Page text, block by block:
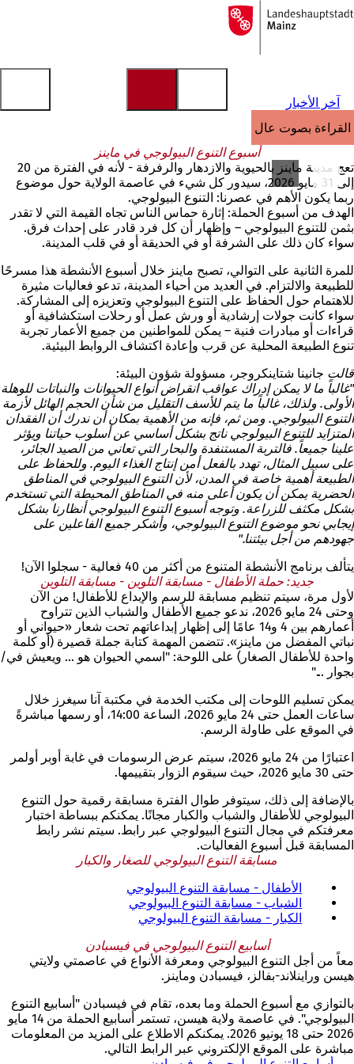
الانتقال إلى المحتوى
إلى
الصفحة
آخر الأخبار
القراءة بصوت عالٍ
أسبوع التنوع البيولوجي في ماينز
تعج مدينة ماينز بالحيوية والازدهار والرفرفة - لأنه في الفترة من 20
إلى 31 مايو 2026، سيدور كل شيء في عاصمة الولاية حول موضوع
ربما يكون الأهم في عصرنا: التنوع البيولوجي.
الهدف من أسبوع الحملة: إثارة حماس الناس تجاه القيمة التي لا تقدر
بثمن للتنوع البيولوجي – وإظهار أن كل فرد قادر على إحداث فرق.
سواء كان ذلك على الشرفة أو في الحديقة أو في قلب المدينة.
للمرة الثانية على التوالي، تصبح ماينز خلال أسبوع الأنشطة هذا مسرحًا
للطبيعة والالتزام. في العديد من أحياء المدينة، تدعو فعاليات مثيرة
للاهتمام حول الحفاظ على التنوع البيولوجي وتعزيزه إلى المشاركة.
سواء كانت جولات إرشادية أو ورش عمل أو رحلات استكشافية أو
قراءات أو مبادرات فنية – يمكن للمواطنين من جميع الأعمار تجربة
تنوع الطبيعة المحلية عن قرب وإعادة اكتشاف الروابط البيئية.
قالت جانينا شتاينكروجر، مسؤولة شؤون البيئة:
"غالباً ما لا يمكن إدراك عواقب انقراض أنواع الحيوانات والنباتات للوهلة
الأولى. ولذلك، غالباً ما يتم للأسف التقليل من شأن الحجم الهائل لأزمة
التنوع البيولوجي. ومن ثم، فإنه من الأهمية بمكان أن ندرك أن الفقدان
المتزايد للتنوع البيولوجي ناتج بشكل أساسي عن أسلوب حياتنا ويؤثر
علينا جميعاً. فالتربة المستنفدة والبحار التي تعاني من الصيد الجائر،
على سبيل المثال، تهدد بالفعل أمن إنتاج الغذاء اليوم. وللحفاظ على
الطبيعة أهمية خاصة في المدن، لأن التنوع البيولوجي في المناطق
الحضرية يمكن أن يكون أعلى منه في المناطق المحيطة التي تستخدم
بشكل مكثف للزراعة. وتوجه أسبوع التنوع البيولوجي أنظارنا بشكل
إيجابي نحو موضوع التنوع البيولوجي، وأشكر جميع الفاعلين على
جهودهم من أجل بيئتنا."
يتألف برنامج الأنشطة المتنوع من أكثر من 40 فعالية - سجلوا الآن!
جديد: حملة الأطفال - مسابقة التلوين - مسابقة التلوين
لأول مرة، سيتم تنظيم مسابقة للرسم والإبداع للأطفال! من الآن
وحتى 24 مايو 2026، ندعو جميع الأطفال والشباب الذين تتراوح
أعمارهم بين 4 و14 عامًا إلى إظهار إبداعاتهم تحت شعار «حيواني أو
نباتي المفضل من ماينز». تتضمن المهمة كتابة جملة قصيرة (أو كلمة
واحدة للأطفال الصغار) على اللوحة: "اسمي الحيوان هو ... ويعيش في/
بجوار ..."
يمكن تسليم اللوحات إلى مكتب الخدمة في مكتبة آنا سيغرز خلال
ساعات العمل حتى 24 مايو 2026، الساعة 14:00، أو رسمها مباشرةً
في الموقع على طاولة الرسم.
اعتبارًا من 24 مايو 2026، سيتم عرض الرسومات في غابة أوبر أولمر
حتى 30 مايو 2026، حيث سيقوم الزوار بتقييمها.
بالإضافة إلى ذلك، سيتوفر طوال الفترة مسابقة رقمية حول التنوع
البيولوجي للأطفال والشباب والكبار مجانًا. يمكنكم ببساطة اختبار
معرفتكم في مجال التنوع البيولوجي عبر رابط. سيتم نشر رابط
المسابقة قبل أسبوع الفعاليات.
مسابقة التنوع البيولوجي للصغار والكبار
الأطفال - مسابقة التنوع البيولوجي
ح
ف
ل
ا
م
ة
الشباب - مسابقة التنوع البيولوجي
ت
ح
ع
ل
ا
م
الكبار - مسابقة التنوع البيولوجي
ف
ت
ي
ع
ل
ا
أسابيع التنوع البيولوجي في فيسبادن
معاً من أجل التنوع البيولوجي ومعرفة الأنواع في عاصمتي ولايتي
هيسن وراينلاند-بفالز، فيسبادن وماينز.
بالتوازي مع أسبوع الحملة وما بعده، تقام في فيسبادن "أسابيع التنوع
البيولوجي". في عاصمة ولاية هيسن، تستمر أسابيع الحملة من 14 مايو
2026 حتى 18 يونيو 2026. يمكنكم الاطلاع على المزيد من المعلومات
مباشرة على الموقع الإلكتروني عبر الرابط التالي.